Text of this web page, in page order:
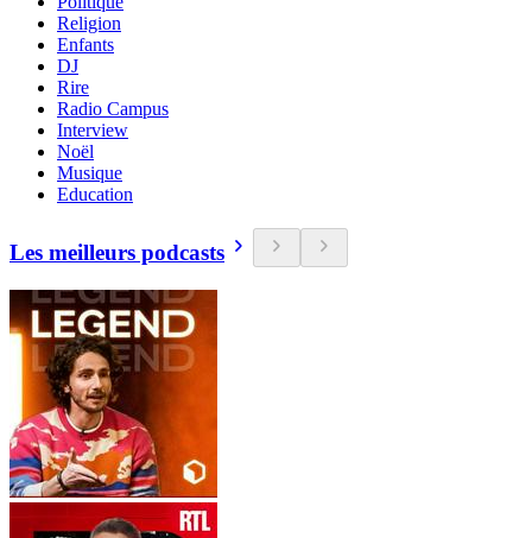
Religion
Enfants
DJ
Rire
Radio Campus
Interview
Noël
Musique
Education
Les meilleurs podcasts